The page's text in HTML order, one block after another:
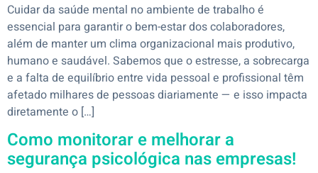
Cuidar da saúde mental no ambiente de trabalho é
essencial para garantir o bem-estar dos colaboradores,
além de manter um clima organizacional mais produtivo,
humano e saudável. Sabemos que o estresse, a sobrecarga
e a falta de equilíbrio entre vida pessoal e profissional têm
afetado milhares de pessoas diariamente — e isso impacta
diretamente o […]
Como monitorar e melhorar a
segurança psicológica nas empresas!